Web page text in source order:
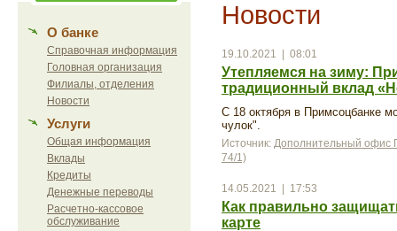
О банке
Справочная информация
Головная организация
Филиалы, отделения
Новости
Услуги
Общая информация
Вклады
Кредиты
Денежные переводы
Расчетно-кассовое
обслуживание
Новости
19.10.2021 | 08:01
Утепляемся на зиму:
традиционный вклад
С 18 октября в Примсоцбанке
чулок".
Источник: Дополнительный офис
74/1)
14.05.2021 | 17:53
Как правильно
карте